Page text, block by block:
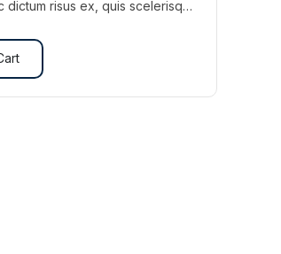
dictum risus ex, quis scelerisque